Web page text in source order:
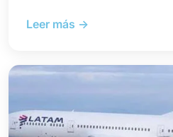
Leer más →